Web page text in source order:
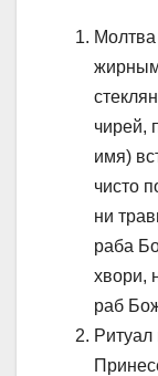
Молтва
чирей,
имя)
чисто
ни
раба
хвори,
раб
Ритуал